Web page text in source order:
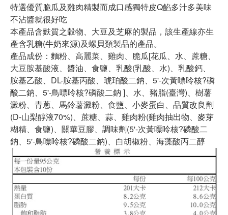
特選優質脆瓜及雞肉精製而成口感獨特皮Q餡多汁多美味
不沾醬就很好吃
本產品含麩質之穀物、大豆及芝麻的製品，該生產線亦生
產含乳糖(牛奶來源)及螺貝類製品的產品。
產品成份：麵粉、高麗菜、雞肉、脆瓜[花瓜、水、蔗糖、
大豆胺基酸液、醬油、食鹽、乳酸(乳酸、水)、乳酸鈣、
胺基乙酸、DL-胺基丙酸、琥珀酸二鈉、5'-次黃嘌呤核?磷
酸二鈉、5'-鳥嘌呤核?磷酸二鈉 ]、水、豬脂(臺灣)、樹薯
澱粉、青蔥、馬鈴薯澱粉、食鹽、小麥蛋白、品質改良劑
(D-山梨醇液70%)、蔗糖、蒜、雞肉粉(雞肉抽出物、麥芽
糊精、食鹽)、關華豆膠、調味劑(5'-次黃嘌呤核?磷酸二
鈉、5'-鳥嘌呤核?磷酸二鈉)、白胡椒粉、海藻酸丙二醇